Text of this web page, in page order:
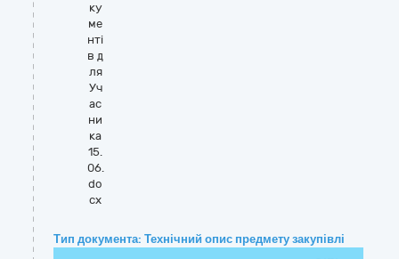
ку
ме
нті
в д
ля
Уч
ас
ни
ка
15.
06.
do
cx
Тип документа: Технічний опис предмету закупівлі